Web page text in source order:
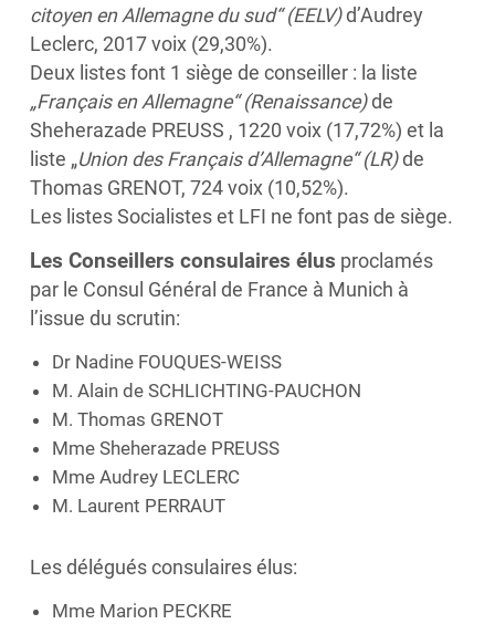
citoyen en Allemagne du sud“ (EELV)d’Audrey
Leclerc, 2017 voix (29,30%).
Deux listes font 1 siège de conseiller : la liste
„Français en Allemagne“ (Renaissance)de
Sheherazade PREUSS , 1220 voix (17,72%) et la
liste „Union des Français d’Allemagne“ (LR)de
Thomas GRENOT, 724 voix (10,52%).
Les listes Socialistes et LFI ne font pas de siège.
Les Conseillers consulaires élus proclamés
par le Consul Général de France à Munich à
l’issue du scrutin:
Dr Nadine FOUQUES-WEISS
M. Alain de SCHLICHTING-PAUCHON
M. Thomas GRENOT
Mme Sheherazade PREUSS
Mme Audrey LECLERC
M. Laurent PERRAUT
Les délégués consulaires élus:
Mme Marion PECKRE